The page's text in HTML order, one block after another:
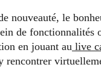
nouveauté, le
de fonctionnalités
en jouant au live
rencontrer